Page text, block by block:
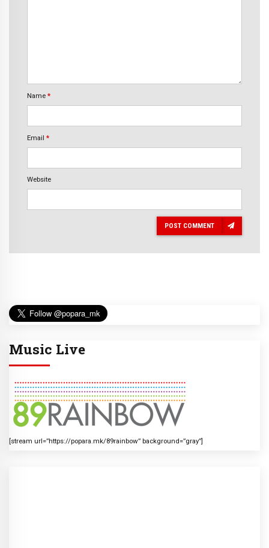
Name *
Email *
Website
POST COMMENT
Music Live
[stream url=”https://popara.mk/89rainbow” background=”gray”]